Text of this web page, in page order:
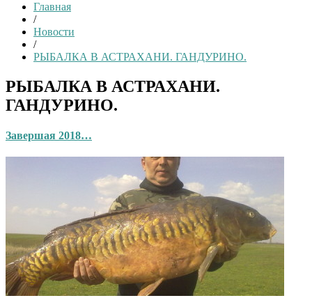
Главная
/
Новости
/
РЫБАЛКА В АСТРАХАНИ. ГАНДУРИНО.
РЫБАЛКА В АСТРАХАНИ.
ГАНДУРИНО.
Завершая 2018…